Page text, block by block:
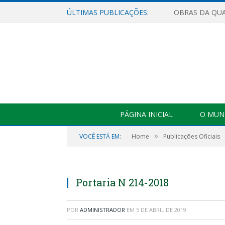
ÚLTIMAS PUBLICAÇÕES:
PÁGINA INICIAL O
VOCÊ ESTÁ EM: Home » Publicações Oficiais
Portaria N 214-2018
POR ADMINISTRADOR EM 5 DE ABRIL DE 2019